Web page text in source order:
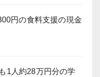
円の食料支援の現金
1人約28万円分の学